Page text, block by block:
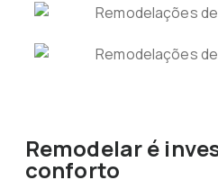
Remodelar é
conforto